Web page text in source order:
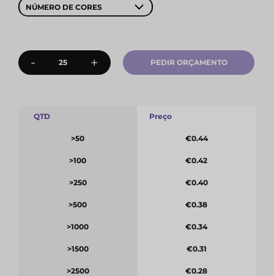
NÚMERO DE CORES
- + PEDIR ORÇAMENTO
QTD
>50
>100
>250
>500
>1000
>1500
>2500
Preço
€0.44
€0.42
€0.40
€0.38
€0.34
€0.31
€0.28